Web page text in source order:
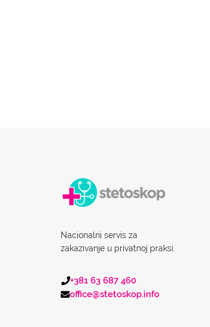
Nacionalni servis za
zakazivanje u privatnoj praksi.
+381 63 687 460
office@stetoskop.info